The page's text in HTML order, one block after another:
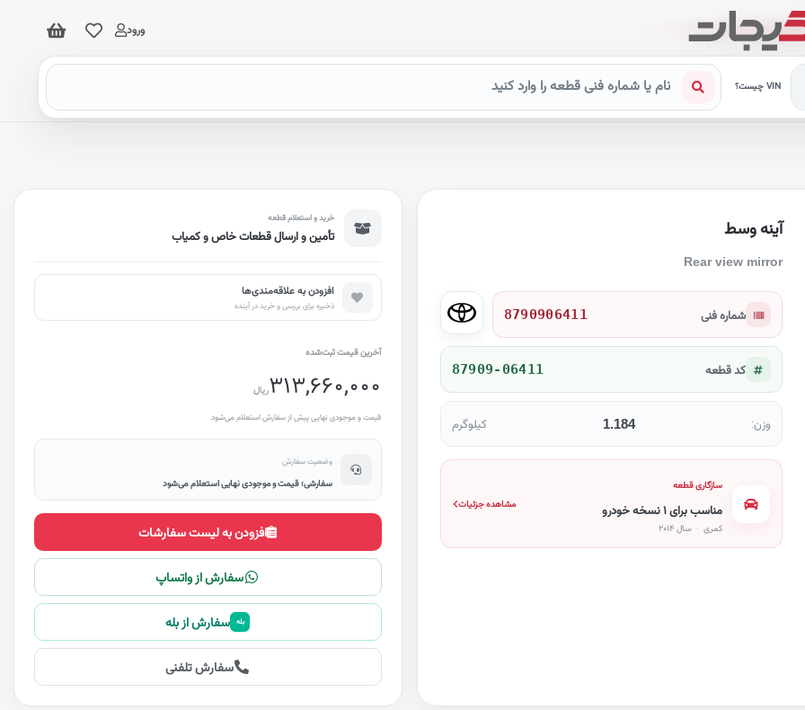
ورود
VIN چیست؟
آینه وسط
Rear view mirror
شماره فنی 8790906411
کد قطعه 87909-06411
وزن: 1.184 کیلوگرم
سازگاری قطعه
مناسب برای ۱ نسخه خودرو
کمری ·
مشاهده جزئیات
خرید و استعلام قطعه
تأمین و ارسال قطعات خاص و کمیاب
افزودن به علاقه‌مندی‌ها
ذخیره برای بررسی و خرید در آینده
آخرین قیمت ثبت‌شده
313,660,000ریال
قیمت و موجودی نهایی پیش از سفارش استعلام می‌شود.
وضعیت سفارش
سفارشی؛ قیمت و موجودی نهایی استعلام می‌شود
افزودن به لیست سفارشات
سفارش از واتساپ
بله سفارش از بله
سفارش تلفنی